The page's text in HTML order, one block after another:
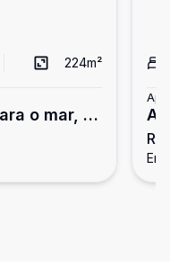
224m²
o mar, 4